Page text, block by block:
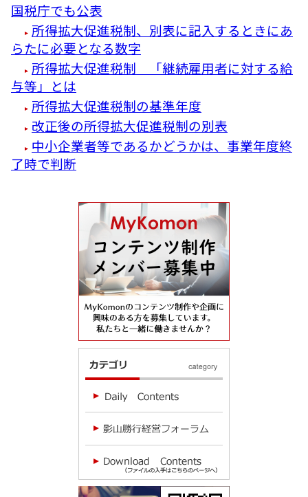
国税庁でも公表
所得拡大促進税制、別表に記入するときにあ
らたに必要となる数字
所得拡大促進税制 「継続雇用者に対する給
与等」とは
所得拡大促進税制の基準年度
改正後の所得拡大促進税制の別表
中小企業者等であるかどうかは、事業年度終
了時で判断